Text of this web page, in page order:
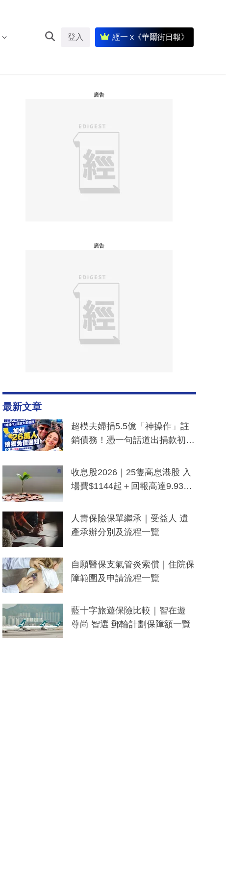
登入 經一 x《華爾街日報》
廣告
廣告
最新文章
超模夫婦捐5.5億「神操作」註
銷債務！憑一句話道出捐款初
一度被誤當詐騙手段
收息股2026｜25隻高息港股 入
場費$1144起＋回報高達9.93
人壽保險保單繼承｜受益人 遺
產承辦分別及流程一覽
自願醫保支氣管炎索償｜住院保
障範圍及申請流程一覽
藍十字旅遊保險比較｜智在遊
尊尚 智選 郵輪計劃保障額一覽